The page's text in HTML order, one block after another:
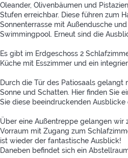
Oleander, Olivenbäumen und
Stufen erreichbar. Diese führen zum
Sonnenterrasse mit Außendusche
Swimmingpool. Erneut sind die
Es gibt im Erdgeschoss 2
Küche mit Esszimmer und ein
Durch die Tür des Patiosaals gelangt
Sonne und Schatten. Hier finden Sie
Sie diese beeindruckenden Ausblicke
Über eine Außentreppe gelangen wir
Vorraum mit Zugang zum
ist wieder der fantastische Ausblick!
Daneben befindet sich ein